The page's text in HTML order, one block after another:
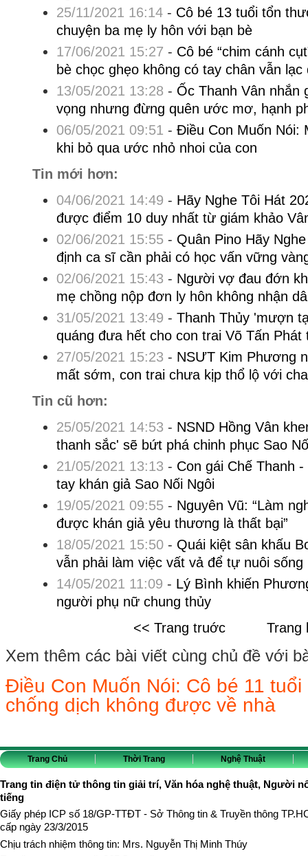
25/11/2021 16:14- Cô bé 13 tuổi tổn
chuyện ba mẹ ly hôn với bạn bè
17/06/2021 15:27 - Cô bé “chim cánh
bè chọc ghẹo không có tay chân vẫn
13/05/2021 13:28 - Ốc Thanh Vân nhắn
vọng nhưng đừng quên ước mơ, hạnh
06/05/2021 09:51 - Điều Con Muốn Nói:
khi bỏ qua ước nhỏ nhoi của con
Tin mới hơn:
04/06/2021 14:49 - Hãy Nghe Tôi Hát
được điểm 10 duy nhất từ giám khảo
02/06/2021 15:55- Quân Pino Hãy
định ca sĩ cần phải có học vấn vững
02/06/2021 15:43 - Người vợ đau đớn
mẹ chồng nộp đơn ly hôn không nhận
31/05/2021 13:49 - Thanh Thủy 'mượn
quáng đưa hết cho con trai Võ Tấn Phát
27/05/2021 15:23 - NSƯT Kim Phương
mất sớm, con trai chưa kịp thổ lộ với cha
Tin cũ hơn:
25/05/2021 14:53 - NSND Hồng Vân
thanh sắc' sẽ bứt phá chinh phục Sao
21/05/2021 13:13 - Con gái Chế Thanh
tay khán giả Sao Nối Ngôi
19/05/2021 09:55- Nguyên Vũ: “Làm
được khán giả yêu thương là thất bại”
18/05/2021 15:50- Quái kiệt sân khấu
vẫn phải làm việc vất vả để tự nuôi sống
14/05/2021 11:09 - Lý Bình khiến
người phụ nữ chung thủy
<< Trang truớc
Trang
Xem thêm các bài viết cùng chủ đề với
Điều Con Muốn Nói: Cô bé 11
chống dịch không được về nhà
Trang Chủ Thời Trang Nghệ Thuật
Trang tin điện tử thông tin giải trí, Văn hóa nghệ thuật, Người
tiếng
Giấy phép ICP số 18/GP-TTĐT - Sở Thông tin & Truyền thông
cấp ngày 23/3/2015
Chịu trách nhiệm thông tin: Mrs. Nguyễn Thị Minh Thúy